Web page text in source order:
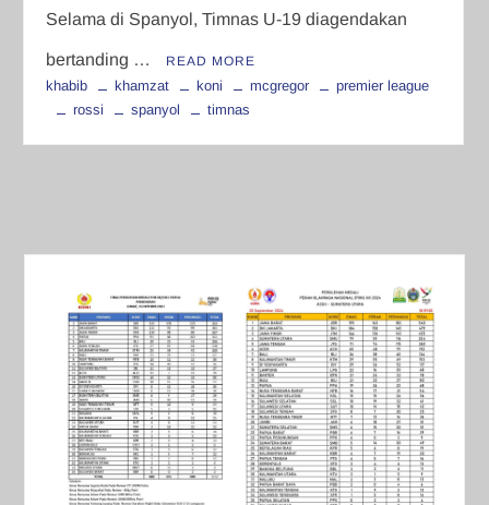
Selama di Spanyol, Timnas U-19 diagendakan
bertanding … READ MORE
khabib khamzat koni mcgregor
premier league
rossi
spanyol timnas